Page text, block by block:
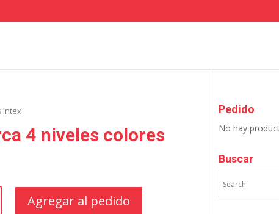
Intex
4 niveles colores
Agregar al pedido
Pedido
No hay
Buscar